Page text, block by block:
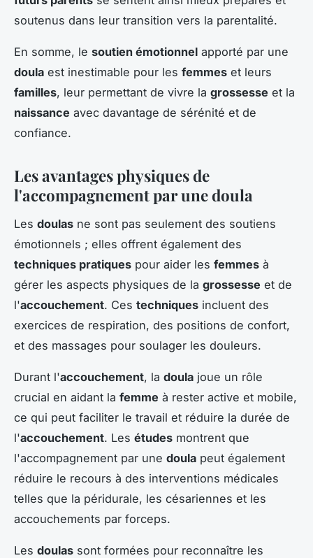
soutenus dans leur transition vers la parentalité.
En somme, le soutien émotionnel apporté par une
doula est inestimable pour les femmes et leurs
familles, leur permettant de vivre la grossesse et la
naissance avec davantage de sérénité et de
confiance.
Les avantages physiques de
l'accompagnement par une doula
Les doulas ne sont pas seulement des soutiens
émotionnels ; elles offrent également des
techniques pratiques pour aider les femmes à
gérer les aspects physiques de la grossesse et de
l'accouchement. Ces techniques incluent des
exercices de respiration, des positions de confort,
et des massages pour soulager les douleurs.
Durant l'accouchement, la doula joue un rôle
crucial en aidant la femme à rester active et mobile,
ce qui peut faciliter le travail et réduire la durée de
l'accouchement. Les études montrent que
l'accompagnement par une doula peut également
réduire le recours à des interventions médicales
telles que la péridurale, les césariennes et les
accouchements par forceps.
Les doulas sont formées pour reconnaître les